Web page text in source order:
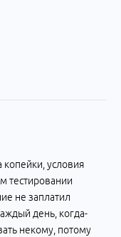
копейки, условия
тестировании
не заплатил
день, когда-
некому, потому